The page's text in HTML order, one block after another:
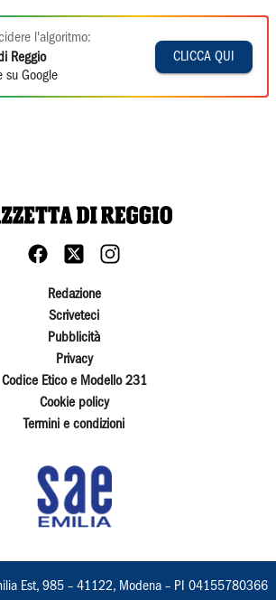
l'algoritmo:
Reggio
su Google
CLICCA QUI
Redazione
Scriveteci
Pubblicità
Privacy
Codice Etico e Modello 231
Cookie policy
Termini e condizioni
Est, 985 – 41122, Modena – PI 04155780366